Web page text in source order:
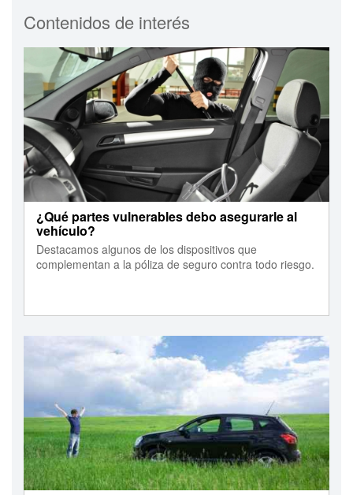
Contenidos de interés
¿Qué partes vulnerables debo asegurarle al
vehículo?
Destacamos algunos de los dispositivos que
complementan a la póliza de seguro contra todo riesgo.